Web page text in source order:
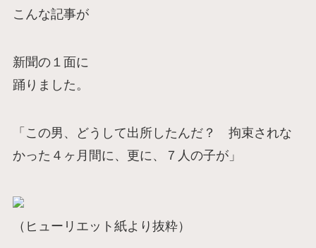
こんな記事が
新聞の１面に
踊りました。
「この男、どうして出所したんだ？ 拘束されな
かった４ヶ月間に、更に、７人の子が」
（ヒューリエット紙より抜粋）